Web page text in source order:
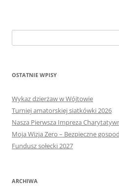
OSTATNIE WPISY
Wykaz dzierżaw w Wójtowie
Turniej amatorskiej siatkówki 2026
Nasza Pierwsza Impreza
Moja Wizja Zero – Bezpieczne
Fundusz sołecki 2027
ARCHIWA